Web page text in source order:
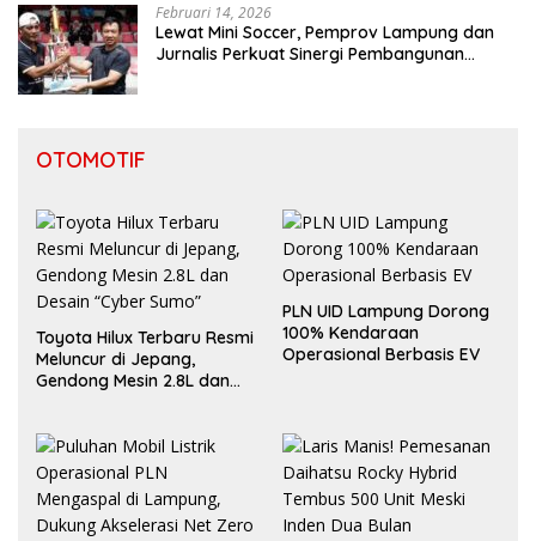
Februari 14, 2026
Lewat Mini Soccer, Pemprov Lampung dan
Jurnalis Perkuat Sinergi Pembangunan
OTOMOTIF
Toyota Hilux Terbaru Resmi
Meluncur di Jepang,
Gendong Mesin 2.8L dan
PLN UID Lampung Dorong
100% Kendaraan
Operasional Berbasis EV